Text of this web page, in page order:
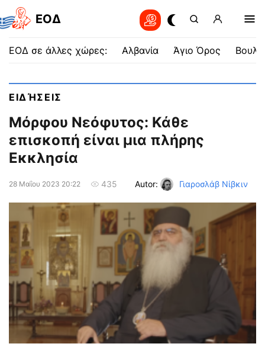
EOΔ
ΕΟΔ σε άλλες χώρες: Αλβανία Άγιο Όρος
ΕΙΔΉΣΕΙΣ
Μόρφου Νεόφυτος: Κάθε
επισκοπή είναι μια πλήρης
Εκκλησία
28 Μαΐου 2023 20:22 435 Autor: Γιαροσλάβ Νίβκιν